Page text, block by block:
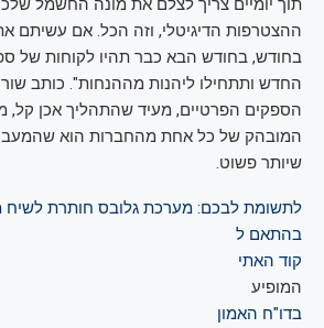
בחודש, בחודש הבא כבר תהיו לקוחות של
החדש ותתחילו ליהנות מההנחות". כותב
הספקים הפרטיים, מעיד שהתהליך אכן קל,
המובהק של כל אחת מהחברות הוא
שיותר פשוט.
לתשומת לבכם: מערכת גלובס חותרת לשיח
בהתאם ל
קוד האתי
המופיע
בדו"ח האמון